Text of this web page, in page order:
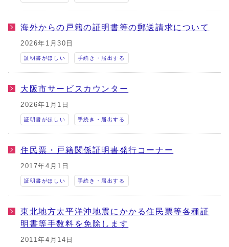
海外からの戸籍の証明書等の郵送請求について
2026年1月30日
証明書がほしい 手続き・届出する
大阪市サービスカウンター
2026年1月1日
証明書がほしい 手続き・届出する
住民票・戸籍関係証明書発行コーナー
2017年4月1日
証明書がほしい 手続き・届出する
東北地方太平洋沖地震にかかる住民票等各種証
明書等手数料を免除します
2011年4月14日